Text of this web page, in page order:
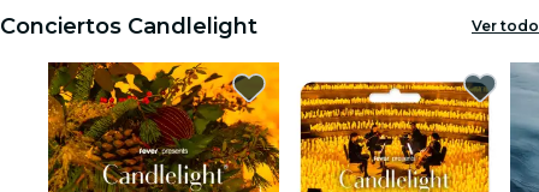
Conciertos Candlelight Ver todo